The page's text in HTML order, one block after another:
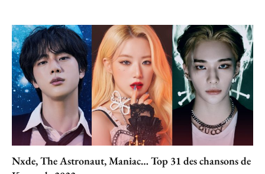
Nxde, The Astronaut, Maniac… Top 31 des chansons de